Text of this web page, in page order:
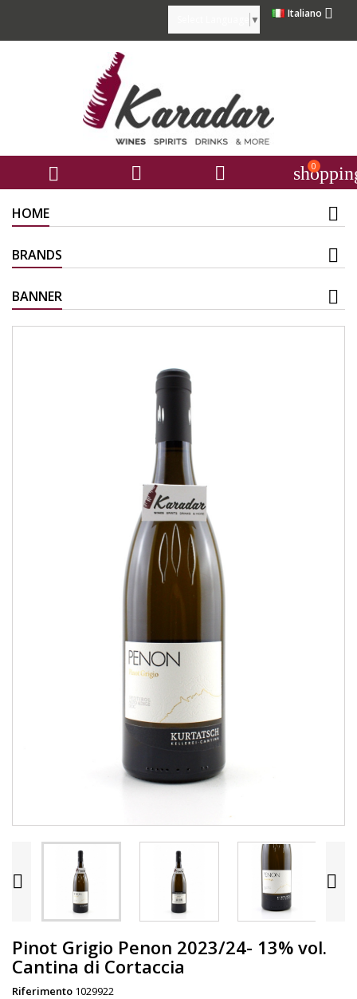
Italiano 
▼
   0
HOME
BRANDS
BANNER
 
Pinot Grigio Penon 2023/24- 13% vol.
Cantina di Cortaccia
Riferimento 1029922